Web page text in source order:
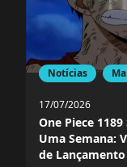
Notícias
17/07/2026
One Piece
Uma Semana:
de